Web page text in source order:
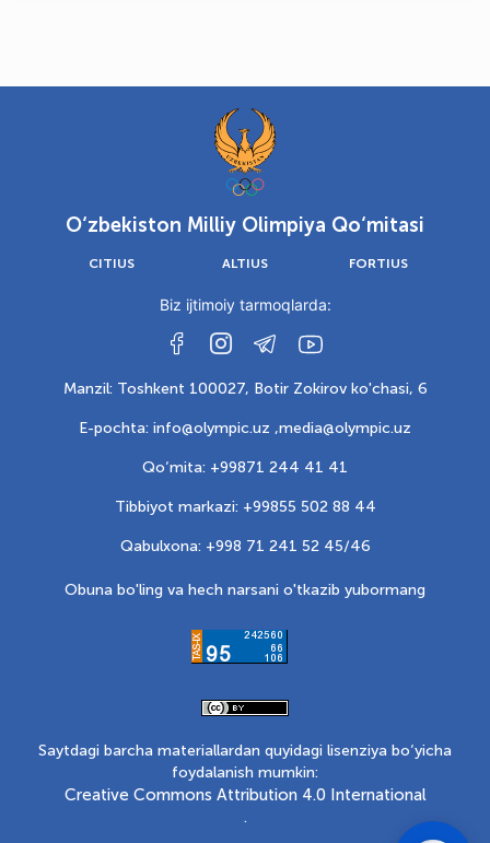
O‘zbekiston Milliy Olimpiya Qo‘mitasi
CITIUS ALTIUS FORTIUS
Biz ijtimoiy tarmoqlarda:
Manzil: Toshkent 100027, Botir Zokirov ko'chasi, 6
E-pochta: info@olympic.uz ,media@olympic.uz
Qo‘mita: +99871 244 41 41
Tibbiyot markazi: +99855 502 88 44
Qabulxona: +998 71 241 52 45/46
Obuna bo'ling va hech narsani o'tkazib yubormang
Saytdagi barcha materiallardan quyidagi lisenziya bo‘yicha
foydalanish mumkin:
Creative Commons Attribution 4.0 International
.